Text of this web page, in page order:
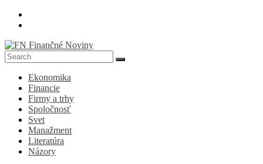
Skip
FN
Finančné
Noviny
Denník
ekonomike
spoločnosti
Ekonomika
Financie
Firmy a trhy
Spoločnosť
Svet
Manažment
Literatúra
Názory